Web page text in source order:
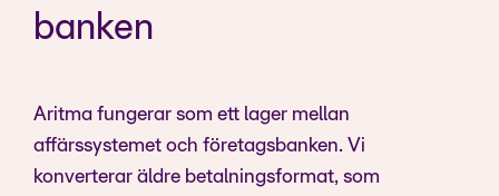
banken
Aritma fungerar som ett lager mellan
affärssystemet och företagsbanken. Vi
konverterar äldre betalningsformat, som